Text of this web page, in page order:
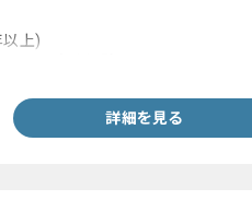
以上)
詳細を見る